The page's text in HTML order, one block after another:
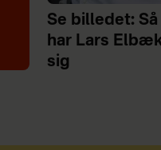
Se billedet:
har Lars
sig